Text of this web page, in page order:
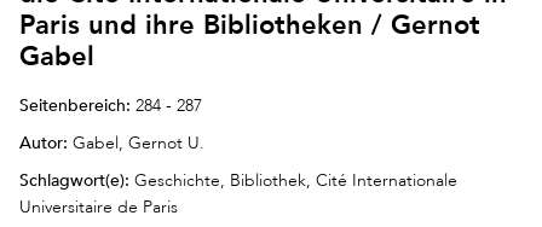
Paris und ihre Bibliotheken / Gernot
Gabel
Seitenbereich: 284 - 287
Autor: Gabel, Gernot U.
Schlagwort(e): Geschichte, Bibliothek, Cité Internationale
Universitaire de Paris